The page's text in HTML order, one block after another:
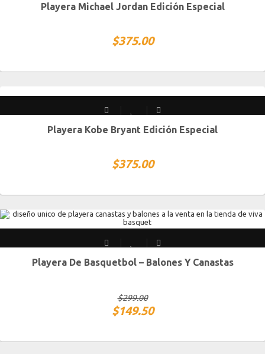
CH M G XG XXG
Playera Michael Jordan Edición Especial
$375.00
CH M G XG XXG
Playera Kobe Bryant Edición Especial
$375.00
S MEX / XS USA M MEX / S USA G MEX / M USA XG MEX / G USA
Playera De Basquetbol – Balones Y Canastas
$299.00
$149.50